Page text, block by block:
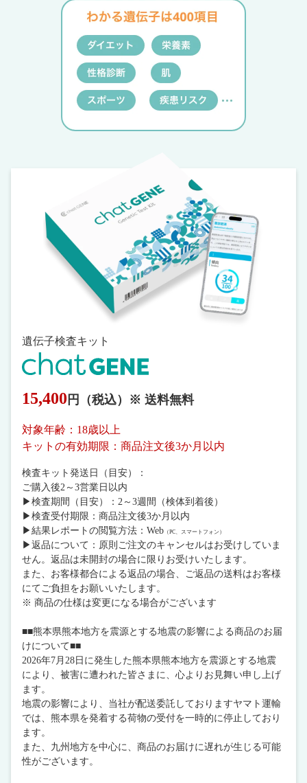
遺伝子検査キット
15,400 円（税込）※ 送料無料
対象年齢：18歳以上
キットの有効期限：商品注文後3か月以内
検査キット発送日（目安）：
ご購入後2～3営業日以内
▶︎検査期間（目安）：2～3週間（検体到着後）
▶︎検査受付期限：商品注文後3か月以内
▶︎結果レポートの閲覧方法：Web （PC、スマートフォン）
▶︎返品について：原則ご注文のキャンセルはお受けしていま
せん。返品は未開封の場合に限りお受けいたします。
また、お客様都合による返品の場合、ご返品の送料はお客様
にてご負担をお願いいたします。
※ 商品の仕様は変更になる場合がございます
■■熊本県熊本地方を震源とする地震の影響による商品のお届
けについて■■
2026年7月28日に発生した熊本県熊本地方を震源とする地震
により、被害に遭われた皆さまに、心よりお見舞い申し上げ
ます。
地震の影響により、当社が配送委託しておりますヤマト運輸
では、熊本県を発着する荷物の受付を一時的に停止しており
ます。
また、九州地方を中心に、商品のお届けに遅れが生じる可能
性がございます。